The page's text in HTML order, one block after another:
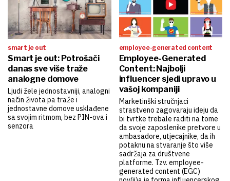
smart je out
Smart je out: Potrošači
danas sve više traže
analogne domove
Ljudi žele jednostavniji, analogni
način života pa traže i
jednostavne domove usklađene
sa svojim ritmom, bez PIN-ova i
senzora
employee-generated content
Employee-Generated
Content: Najbolji
influencer sjedi upravo u
vašoj kompaniji
Marketinški stručnjaci
strastveno zagovaraju ideju da
bi tvrtke trebale raditi na tome
da svoje zaposlenike pretvore u
ambasadore, utjecajnike, da ih
potaknu na stvaranje što više
sadržaja za društvene
platforme. Tzv. employee-
generated content (EGC)